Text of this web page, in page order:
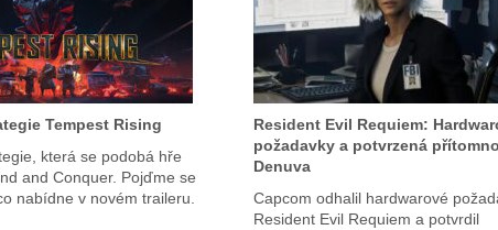
Tempest Rising
která se podobá hře
and Conquer. Pojďme se
nabídne v novém traileru.
Resident Evil Requiem:
požadavky a potvrzená
Denuva
Capcom odhalil hardwarové
Resident Evil Requiem a potvrdil